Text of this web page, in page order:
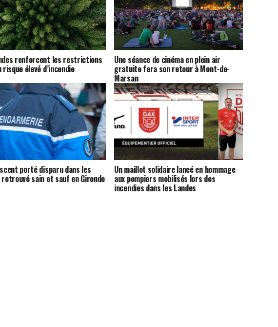
renforcent les restrictions
élevé d’incendie
Une séance de cinéma en plein air
gratuite fera son retour à Mont-de-
Marsan
porté disparu dans les
retrouvé sain et sauf en Gironde
Un maillot solidaire lancé en hommage
aux pompiers mobilisés lors des
incendies dans les Landes